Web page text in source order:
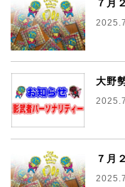
７月
大野
７月